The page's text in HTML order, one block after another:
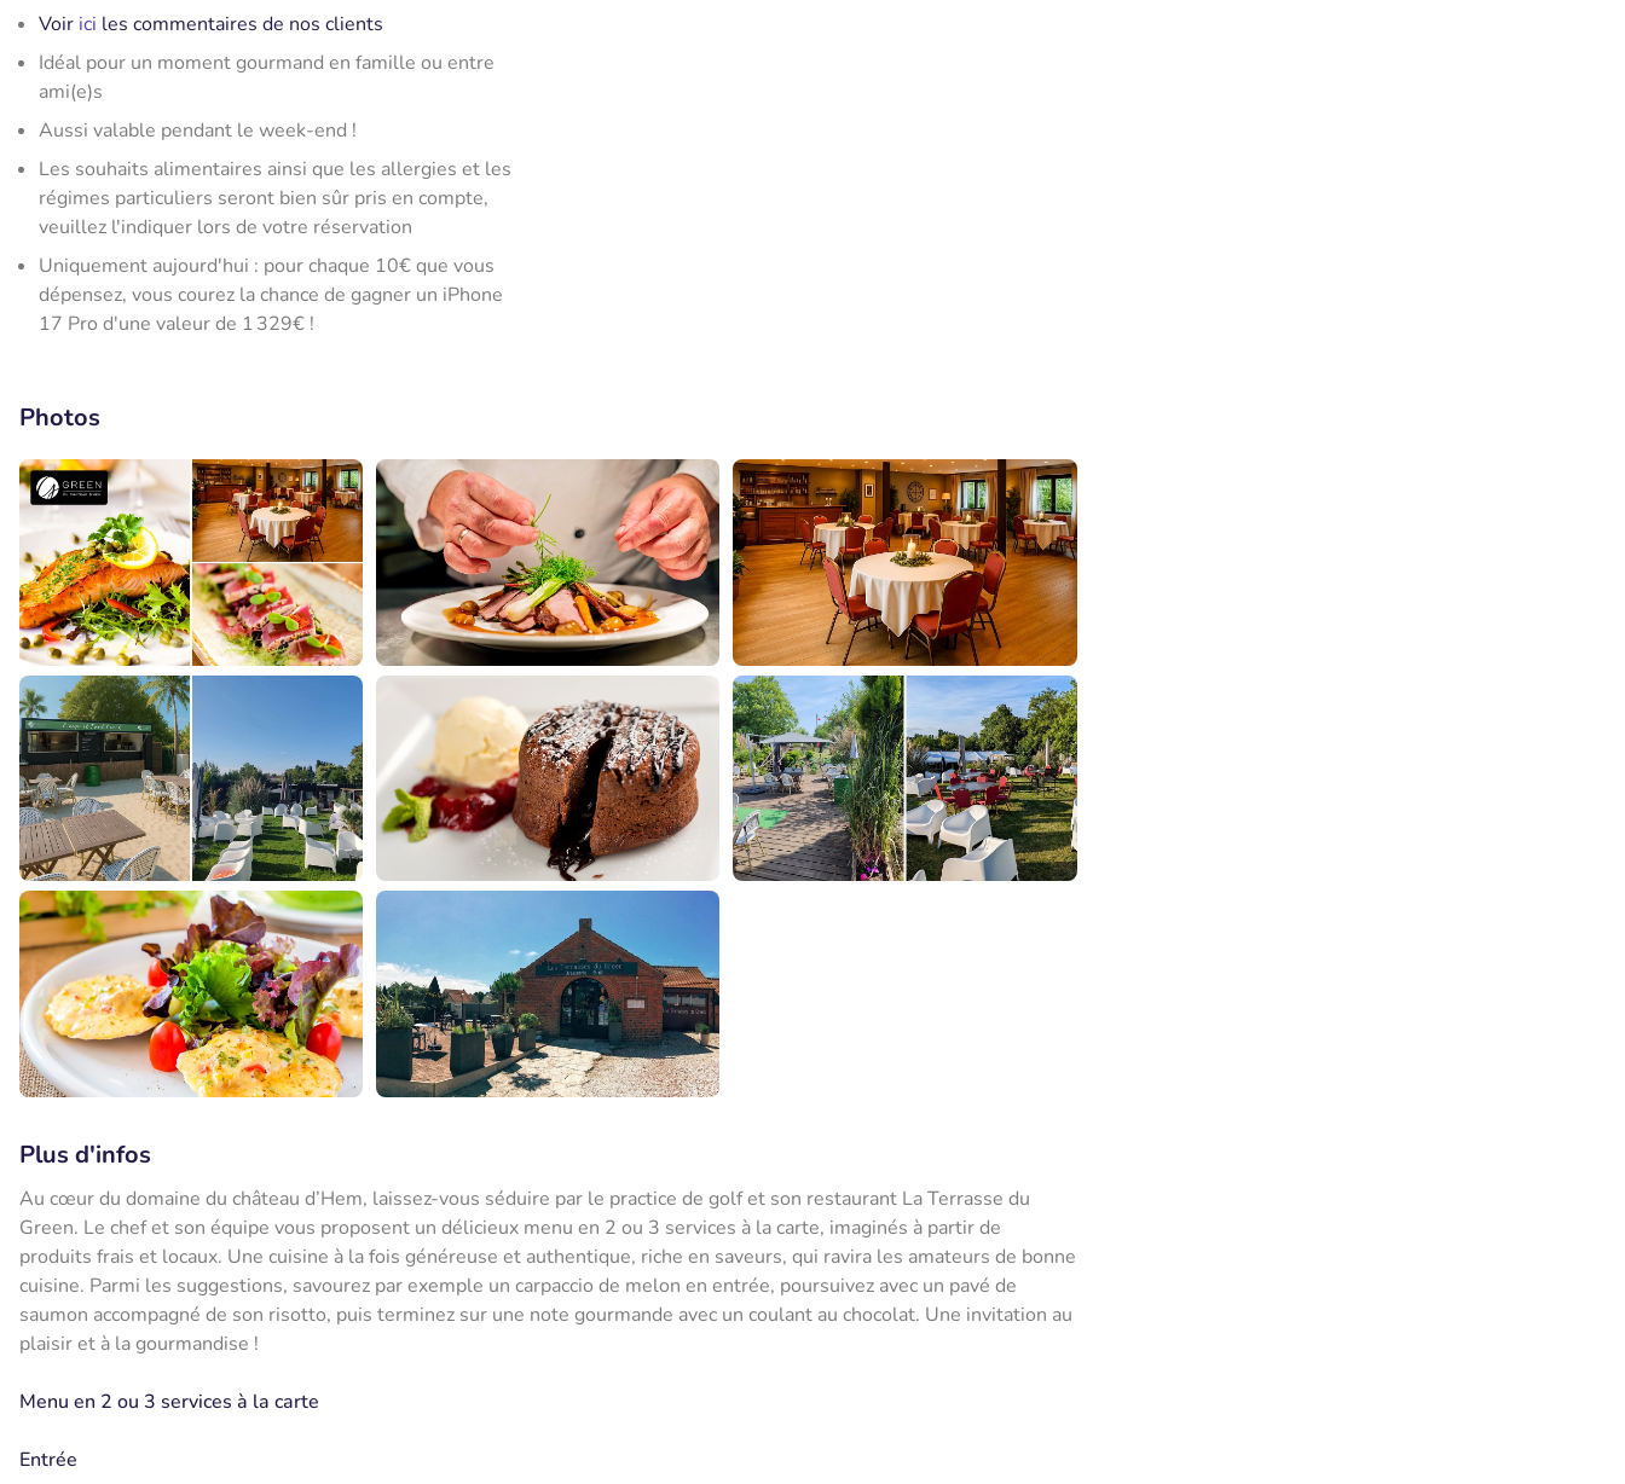
Voir ici les commentaires de nos clients
Idéal pour un moment gourmand en famille ou entre
ami(e)s
Aussi valable pendant le week-end !
Les souhaits alimentaires ainsi que les allergies et les
régimes particuliers seront bien sûr pris en compte,
veuillez l'indiquer lors de votre réservation
Uniquement aujourd'hui : pour chaque 10€ que vous
dépensez, vous courez la chance de gagner un iPhone
17 Pro d'une valeur de 1 329€ !
Photos
Plus d'infos
Au cœur du domaine du château d’Hem, laissez-vous séduire par le practice de golf et son restaurant La Terrasse du
Green. Le chef et son équipe vous proposent un délicieux menu en 2 ou 3 services à la carte, imaginés à partir de
produits frais et locaux. Une cuisine à la fois généreuse et authentique, riche en saveurs, qui ravira les amateurs de bonne
cuisine. Parmi les suggestions, savourez par exemple un carpaccio de melon en entrée, poursuivez avec un pavé de
saumon accompagné de son risotto, puis terminez sur une note gourmande avec un coulant au chocolat. Une invitation au
plaisir et à la gourmandise !
Menu en 2 ou 3 services à la carte
Entrée